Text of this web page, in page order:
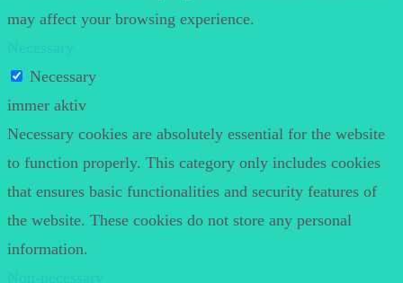
may affect your browsing experience.
Necessary
immer aktiv
Necessary cookies are absolutely essential for the website
to function properly. This category only includes cookies
that ensures basic functionalities and security features of
the website. These cookies do not store any personal
information.